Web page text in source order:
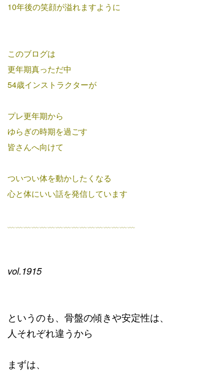
10年後の笑顔が溢れますように
このブログは
更年期真っただ中
54歳インストラクターが
プレ更年期から
ゆらぎの時期を過ごす
皆さんへ向けて
ついつい体を動かしたくなる
心と体にいい話を発信しています
﹏﹏﹏﹏﹏﹏﹏﹏﹏﹏﹏﹏﹏﹏﹏﹏
vol.1915
というのも、骨盤の傾きや安定性は、
人それぞれ違うから
まずは、